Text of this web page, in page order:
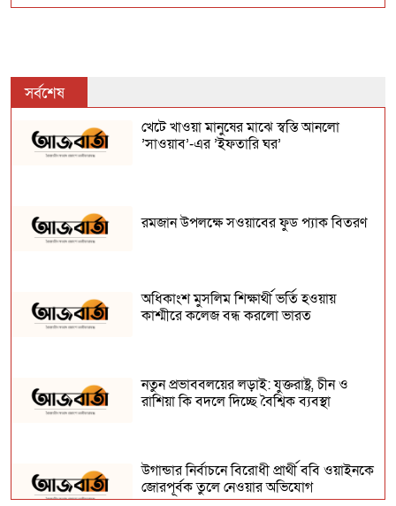
সর্বশেষ
খেটে খাওয়া মানুষের মাঝে স্বস্তি আনলো
’সাওয়াব’-এর ’ইফতারি ঘর’
রমজান উপলক্ষে সওয়াবের ফুড প্যাক বিতরণ
অধিকাংশ মুসলিম শিক্ষার্থী ভর্তি হওয়ায়
কাশ্মীরে কলেজ বন্ধ করলো ভারত
নতুন প্রভাববলয়ের লড়াই: যুক্তরাষ্ট্র, চীন ও
রাশিয়া কি বদলে দিচ্ছে বৈশ্বিক ব্যবস্থা
উগান্ডার নির্বাচনে বিরোধী প্রার্থী ববি ওয়াইনকে
জোরপূর্বক তুলে নেওয়ার অভিযোগ